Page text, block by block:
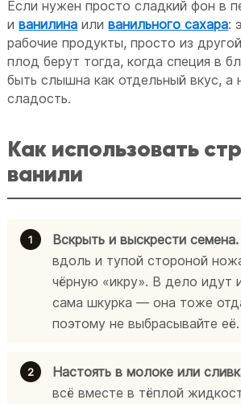
Если нужен просто сладкий фон в
иванилина иливанильного сахара:
рабочие продукты, просто из
плод берут тогда, когда специя в
быть слышна как отдельный вкус, а
сладость.
Как использовать
ванили
Вскрыть и выскрести семена.
вдоль и тупой стороной
чёрную «икру». В дело идут
сама шкурка — она тоже
поэтому не выбрасывайте её.
Настоять в молоке или
всё вместе в тёплой